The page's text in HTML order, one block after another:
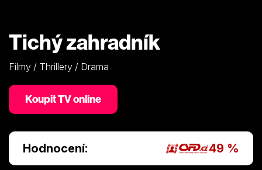
Tichý zahradník
Filmy / Thrillery / Drama
Koupit TV online
Hodnocení: 49 %